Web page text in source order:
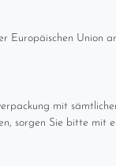
Union
mit
sorgen Sie bitte mit